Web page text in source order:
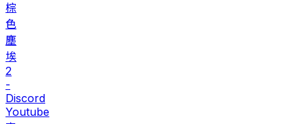
棕
色
塵
埃
2
-
Discord
Youtube